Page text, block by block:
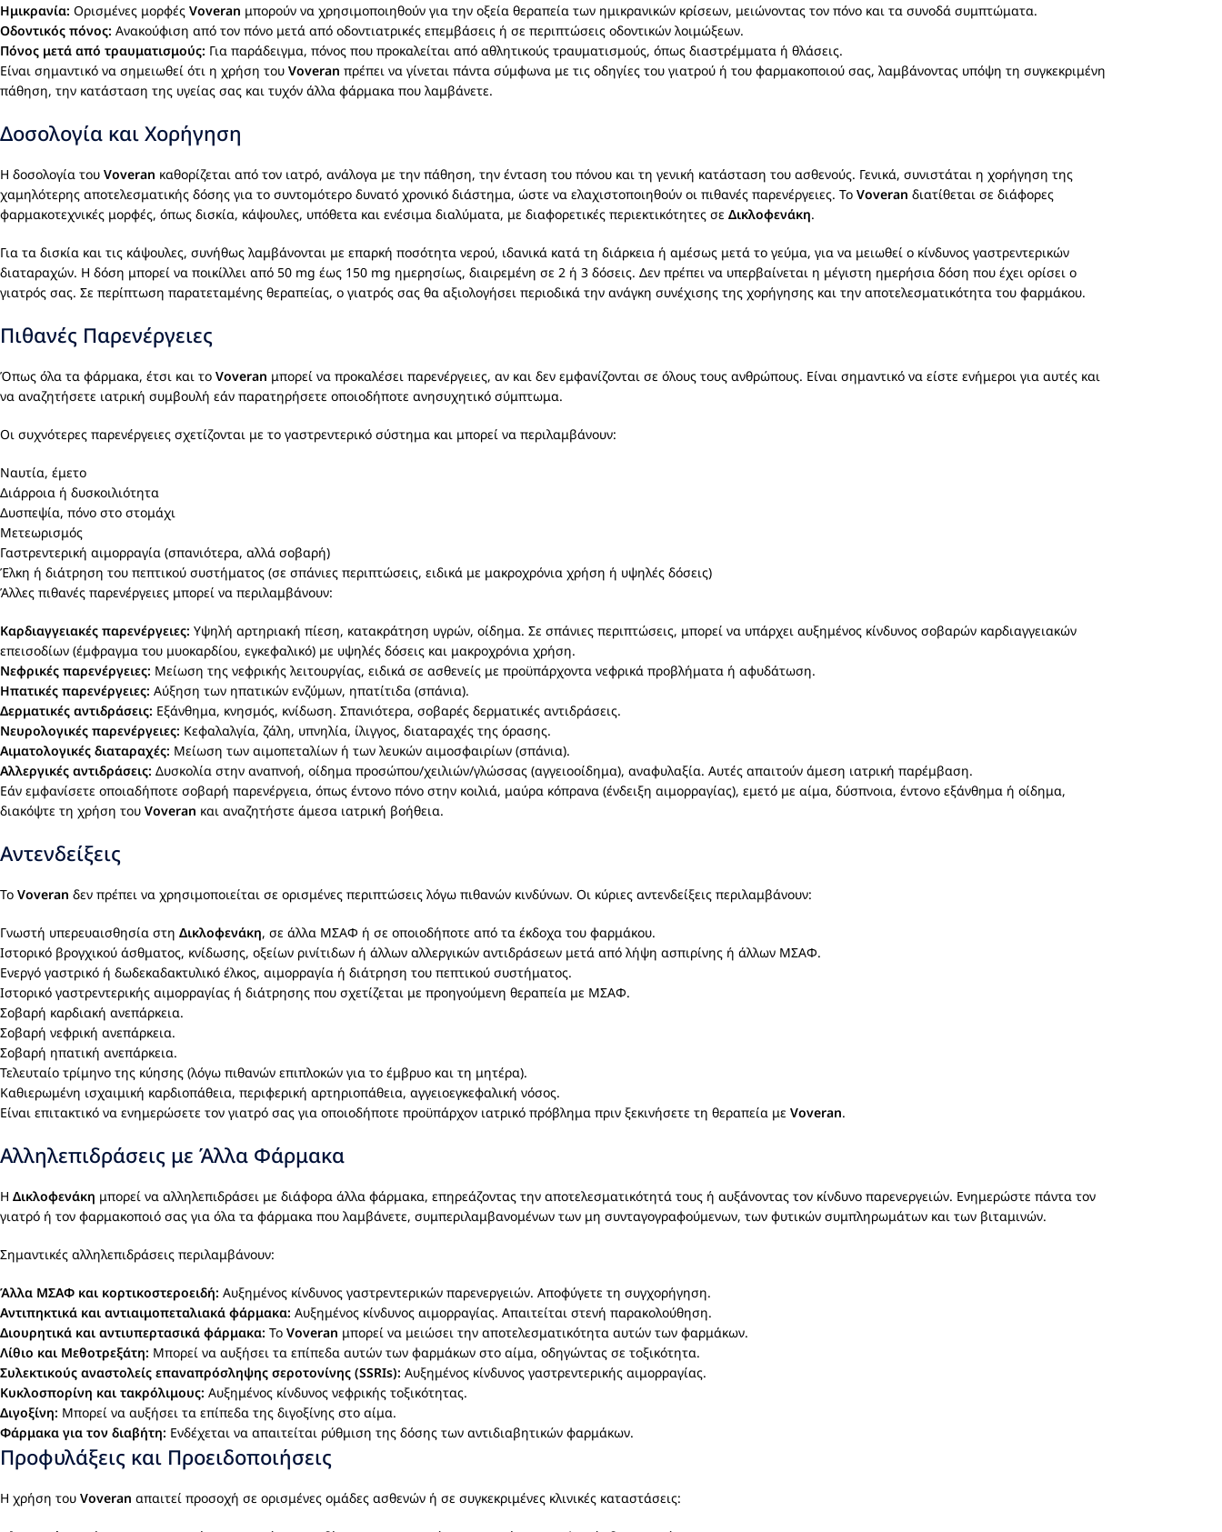
Ημικρανία: Ορισμένες μορφές Voveran μπορούν να χρησιμοποιηθούν για την οξεία θεραπεία των ημικρανικών κρίσεων, μειώνοντας τον πόνο και τα συνοδά συμπτώματα.
Οδοντικός πόνος: Ανακούφιση από τον πόνο μετά από οδοντιατρικές επεμβάσεις ή σε περιπτώσεις οδοντικών λοιμώξεων.
Πόνος μετά από τραυματισμούς: Για παράδειγμα, πόνος που προκαλείται από αθλητικούς τραυματισμούς, όπως διαστρέμματα ή θλάσεις.
Είναι σημαντικό να σημειωθεί ότι η χρήση του Voveran πρέπει να γίνεται πάντα σύμφωνα με τις οδηγίες του γιατρού ή του φαρμακοποιού σας, λαμβάνοντας υπόψη τη συγκεκριμένη
πάθηση, την κατάσταση της υγείας σας και τυχόν άλλα φάρμακα που λαμβάνετε.
Δοσολογία και Χορήγηση
Η δοσολογία του Voveran καθορίζεται από τον ιατρό, ανάλογα με την πάθηση, την ένταση του πόνου και τη γενική κατάσταση του ασθενούς. Γενικά, συνιστάται η χορήγηση της
χαμηλότερης αποτελεσματικής δόσης για το συντομότερο δυνατό χρονικό διάστημα, ώστε να ελαχιστοποιηθούν οι πιθανές παρενέργειες. Το Voveran διατίθεται σε διάφορες
φαρμακοτεχνικές μορφές, όπως δισκία, κάψουλες, υπόθετα και ενέσιμα διαλύματα, με διαφορετικές περιεκτικότητες σε Δικλοφενάκη.
Για τα δισκία και τις κάψουλες, συνήθως λαμβάνονται με επαρκή ποσότητα νερού, ιδανικά κατά τη διάρκεια ή αμέσως μετά το γεύμα, για να μειωθεί ο κίνδυνος γαστρεντερικών
διαταραχών. Η δόση μπορεί να ποικίλλει από 50 mg έως 150 mg ημερησίως, διαιρεμένη σε 2 ή 3 δόσεις. Δεν πρέπει να υπερβαίνεται η μέγιστη ημερήσια δόση που έχει ορίσει ο
γιατρός σας. Σε περίπτωση παρατεταμένης θεραπείας, ο γιατρός σας θα αξιολογήσει περιοδικά την ανάγκη συνέχισης της χορήγησης και την αποτελεσματικότητα του φαρμάκου.
Πιθανές Παρενέργειες
Όπως όλα τα φάρμακα, έτσι και το Voveran μπορεί να προκαλέσει παρενέργειες, αν και δεν εμφανίζονται σε όλους τους ανθρώπους. Είναι σημαντικό να είστε ενήμεροι για αυτές και
να αναζητήσετε ιατρική συμβουλή εάν παρατηρήσετε οποιοδήποτε ανησυχητικό σύμπτωμα.
Οι συχνότερες παρενέργειες σχετίζονται με το γαστρεντερικό σύστημα και μπορεί να περιλαμβάνουν:
Ναυτία, έμετο
Διάρροια ή δυσκοιλιότητα
Δυσπεψία, πόνο στο στομάχι
Μετεωρισμός
Γαστρεντερική αιμορραγία (σπανιότερα, αλλά σοβαρή)
Έλκη ή διάτρηση του πεπτικού συστήματος (σε σπάνιες περιπτώσεις, ειδικά με μακροχρόνια χρήση ή υψηλές δόσεις)
Άλλες πιθανές παρενέργειες μπορεί να περιλαμβάνουν:
Καρδιαγγειακές παρενέργειες: Υψηλή αρτηριακή πίεση, κατακράτηση υγρών, οίδημα. Σε σπάνιες περιπτώσεις, μπορεί να υπάρχει αυξημένος κίνδυνος σοβαρών καρδιαγγειακών
επεισοδίων (έμφραγμα του μυοκαρδίου, εγκεφαλικό) με υψηλές δόσεις και μακροχρόνια χρήση.
Νεφρικές παρενέργειες: Μείωση της νεφρικής λειτουργίας, ειδικά σε ασθενείς με προϋπάρχοντα νεφρικά προβλήματα ή αφυδάτωση.
Ηπατικές παρενέργειες: Αύξηση των ηπατικών ενζύμων, ηπατίτιδα (σπάνια).
Δερματικές αντιδράσεις: Εξάνθημα, κνησμός, κνίδωση. Σπανιότερα, σοβαρές δερματικές αντιδράσεις.
Νευρολογικές παρενέργειες: Κεφαλαλγία, ζάλη, υπνηλία, ίλιγγος, διαταραχές της όρασης.
Αιματολογικές διαταραχές: Μείωση των αιμοπεταλίων ή των λευκών αιμοσφαιρίων (σπάνια).
Αλλεργικές αντιδράσεις: Δυσκολία στην αναπνοή, οίδημα προσώπου/χειλιών/γλώσσας (αγγειοοίδημα), αναφυλαξία. Αυτές απαιτούν άμεση ιατρική παρέμβαση.
Εάν εμφανίσετε οποιαδήποτε σοβαρή παρενέργεια, όπως έντονο πόνο στην κοιλιά, μαύρα κόπρανα (ένδειξη αιμορραγίας), εμετό με αίμα, δύσπνοια, έντονο εξάνθημα ή οίδημα,
διακόψτε τη χρήση του Voveran και αναζητήστε άμεσα ιατρική βοήθεια.
Αντενδείξεις
Το Voveran δεν πρέπει να χρησιμοποιείται σε ορισμένες περιπτώσεις λόγω πιθανών κινδύνων. Οι κύριες αντενδείξεις περιλαμβάνουν:
Γνωστή υπερευαισθησία στη Δικλοφενάκη, σε άλλα ΜΣΑΦ ή σε οποιοδήποτε από τα έκδοχα του φαρμάκου.
Ιστορικό βρογχικού άσθματος, κνίδωσης, οξείων ρινίτιδων ή άλλων αλλεργικών αντιδράσεων μετά από λήψη ασπιρίνης ή άλλων ΜΣΑΦ.
Ενεργό γαστρικό ή δωδεκαδακτυλικό έλκος, αιμορραγία ή διάτρηση του πεπτικού συστήματος.
Ιστορικό γαστρεντερικής αιμορραγίας ή διάτρησης που σχετίζεται με προηγούμενη θεραπεία με ΜΣΑΦ.
Σοβαρή καρδιακή ανεπάρκεια.
Σοβαρή νεφρική ανεπάρκεια.
Σοβαρή ηπατική ανεπάρκεια.
Τελευταίο τρίμηνο της κύησης (λόγω πιθανών επιπλοκών για το έμβρυο και τη μητέρα).
Καθιερωμένη ισχαιμική καρδιοπάθεια, περιφερική αρτηριοπάθεια, αγγειοεγκεφαλική νόσος.
Είναι επιτακτικό να ενημερώσετε τον γιατρό σας για οποιοδήποτε προϋπάρχον ιατρικό πρόβλημα πριν ξεκινήσετε τη θεραπεία με Voveran.
Αλληλεπιδράσεις με Άλλα Φάρμακα
Η Δικλοφενάκη μπορεί να αλληλεπιδράσει με διάφορα άλλα φάρμακα, επηρεάζοντας την αποτελεσματικότητά τους ή αυξάνοντας τον κίνδυνο παρενεργειών. Ενημερώστε πάντα τον
γιατρό ή τον φαρμακοποιό σας για όλα τα φάρμακα που λαμβάνετε, συμπεριλαμβανομένων των μη συνταγογραφούμενων, των φυτικών συμπληρωμάτων και των βιταμινών.
Σημαντικές αλληλεπιδράσεις περιλαμβάνουν:
Άλλα ΜΣΑΦ και κορτικοστεροειδή: Αυξημένος κίνδυνος γαστρεντερικών παρενεργειών. Αποφύγετε τη συγχορήγηση.
Αντιπηκτικά και αντιαιμοπεταλιακά φάρμακα: Αυξημένος κίνδυνος αιμορραγίας. Απαιτείται στενή παρακολούθηση.
Διουρητικά και αντιυπερτασικά φάρμακα: Το Voveran μπορεί να μειώσει την αποτελεσματικότητα αυτών των φαρμάκων.
Λίθιο και Μεθοτρεξάτη: Μπορεί να αυξήσει τα επίπεδα αυτών των φαρμάκων στο αίμα, οδηγώντας σε τοξικότητα.
Συλεκτικούς αναστολείς επαναπρόσληψης σεροτονίνης (SSRIs): Αυξημένος κίνδυνος γαστρεντερικής αιμορραγίας.
Κυκλοσπορίνη και τακρόλιμους: Αυξημένος κίνδυνος νεφρικής τοξικότητας.
Διγοξίνη: Μπορεί να αυξήσει τα επίπεδα της διγοξίνης στο αίμα.
Φάρμακα για τον διαβήτη: Ενδέχεται να απαιτείται ρύθμιση της δόσης των αντιδιαβητικών φαρμάκων.
Προφυλάξεις και Προειδοποιήσεις
Η χρήση του Voveran απαιτεί προσοχή σε ορισμένες ομάδες ασθενών ή σε συγκεκριμένες κλινικές καταστάσεις: